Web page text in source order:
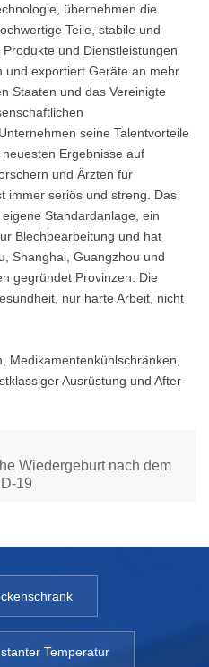
übernehmen die
Teile, stabile und
und Dienstleistungen
und exportiert Geräte an mehr
Staaten und das Vereinigte
seine Talentvorteile
Ergebnisse auf
und Ärzten für
immer seriös und streng. Das
Standardanlage, ein
Blechbearbeitung und hat
Shanghai, Guangzhou und
gegründet Provinzen. Die
nur harte Arbeit, nicht
Medikamentenkühlschränken,
Ausrüstung und After-
Wiedergeburt nach dem
19
Temperatur